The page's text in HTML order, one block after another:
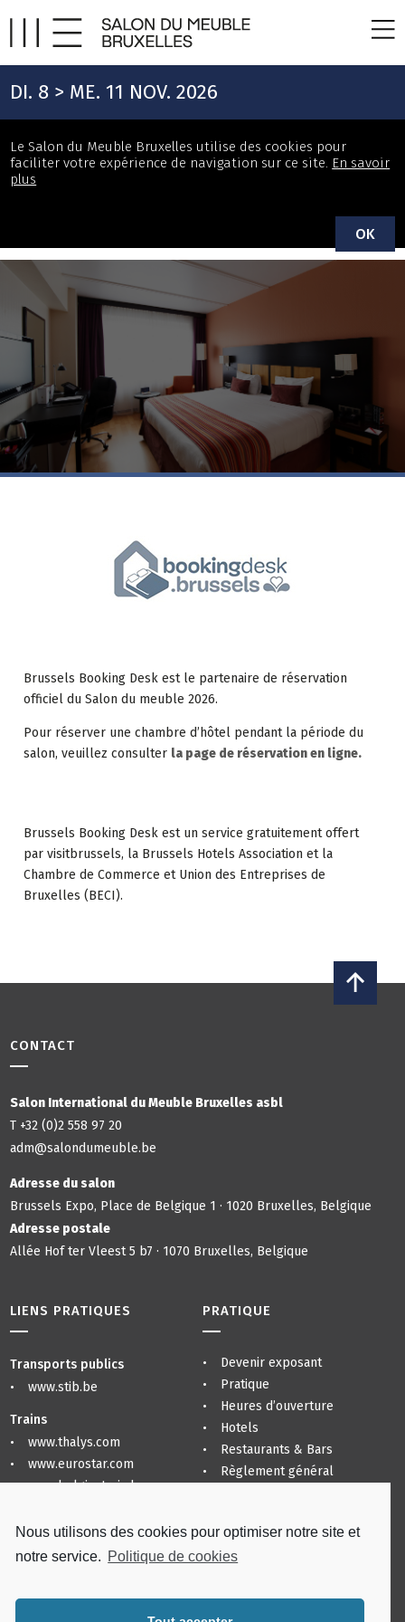
DI. 8 > ME. 11 NOV. 2026
Le Salon du Meuble Bruxelles utilise des cookies pour
faciliter votre expérience de navigation sur ce site. En savoir
plus
OK
Brussels Booking Desk est le partenaire de réservation
officiel du Salon du meuble 2026.
Pour réserver une chambre d’hôtel pendant la période du
salon, veuillez consulter la page de réservation en ligne.
Brussels Booking Desk est un service gratuitement offert
par visitbrussels, la Brussels Hotels Association et la
Chambre de Commerce et Union des Entreprises de
Bruxelles (BECI).
CONTACT
Salon International du Meuble Bruxelles asbl
T +32 (0)2 558 97 20
adm@salondumeuble.be
Adresse du salon
Brussels Expo, Place de Belgique 1 · 1020 Bruxelles, Belgique
Adresse postale
Allée Hof ter Vleest 5 b7 · 1070 Bruxelles, Belgique
LIENS PRATIQUES
Transports publics
www.stib.be
Trains
www.thalys.com
www.eurostar.com
www.belgiantrain.be
www.brusselsairport.be
www.charleroi-airport.com
PRATIQUE
Devenir exposant
Pratique
Heures d’ouverture
Hotels
Restaurants & Bars
Règlement général
Nous utilisons des cookies pour optimiser notre site et
notre service. Politique de cookies